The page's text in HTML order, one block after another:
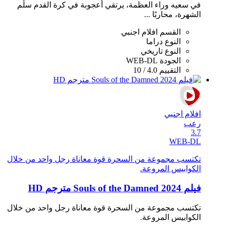
في سعيه وراء العظمة، يرتقي أعجوبة في كرة القدم سلّم
الشهرة، محاربًا ...
القسم
افلام اجنبي
النوع دراما
النوع تاريخي
الجودة WEB-DL
التقييم 4.0 / 10
افلام اجنبي
رعب
3.7
WEB-DL
تكتسب مجموعة من السحرة قوة معاناة رجل واحد من خلال
الكوابيس المروعة.
فيلم Souls of the Damned 2024 مترجم HD
تكتسب مجموعة من السحرة قوة معاناة رجل واحد من خلال
الكوابيس المروعة.